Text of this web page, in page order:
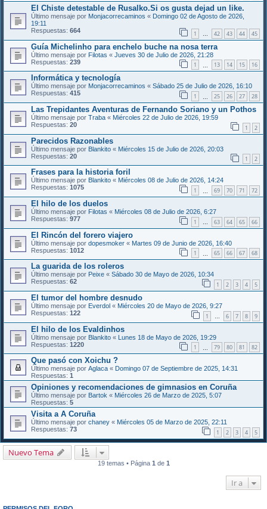
El Chiste detestable de Rusalko.Si os gusta dejad un like.
Último mensaje por Monjacorrecaminos « Domingo 02 de Agosto de 2026,
19:11
Respuestas: 664 1 … 42 43 44 45
Guía Michelinho para enchelo buche na nosa terra
Último mensaje por Filotas « Jueves 30 de Julio de 2026, 21:28
Respuestas: 239 1 13 14 15 16
Informática y tecnología
Último mensaje por Monjacorrecaminos « Sábado 25 de Julio de 2026, 16:10
Respuestas: 415 1 25 26 27 28
Las Trepidantes Aventuras de Fernando Soriano y un Pothos
Último mensaje por Traba « Miércoles 22 de Julio de 2026, 19:59
Respuestas: 20 1 2
Parecidos Razonables
Último mensaje por Blankito « Miércoles 15 de Julio de 2026, 20:03
Respuestas: 20 1 2
Frases para la historia foril
Último mensaje por Blankito « Miércoles 08 de Julio de 2026, 14:24
Respuestas: 1075 1 69 70 71 72
El hilo de los duelos
Último mensaje por Filotas « Miércoles 08 de Julio de 2026, 6:27
Respuestas: 977 1 … 63 64 65 66
El Rincón del forero viajero
Último mensaje por dopesmoker « Martes 09 de Junio de 2026, 16:40
Respuestas: 1012 1 65 66 67 68
La guarida de los roleros
Último mensaje por Peixe « Sábado 30 de Mayo de 2026, 10:34
Respuestas: 62 1 2 3 4 5
El tumor del hombre desnudo
Último mensaje por Everdol « Miércoles 20 de Mayo de 2026, 9:27
Respuestas: 122 1 … 6 7 8 9
El hilo de los Evaldinhos
Último mensaje por Blankito « Lunes 18 de Mayo de 2026, 19:29
Respuestas: 1220 1 79 80 81 82
Que pasó con Xoichu ?
Último mensaje por Aglaca « Domingo 07 de Septiembre de 2025, 14:31
Respuestas: 1
Opiniones y recomendaciones de gimnasios en Coruña
Último mensaje por Bartok « Miércoles 26 de Marzo de 2025, 5:07
Respuestas: 5
Visita a A Coruña
Último mensaje por chaney « Miércoles 05 de Marzo de 2025, 22:11
Respuestas: 73 1 2 3 4 5
Nuevo Tema
19 temas • Página 1 de 1
Ir a